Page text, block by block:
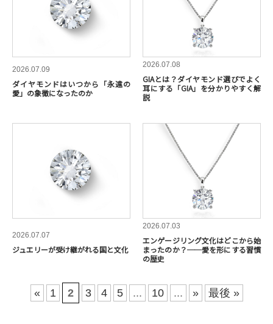
2026.07.09
ダイヤモンドはいつから「永遠の
愛」の象徴になったのか
2026.07.08
GIAとは？ダイヤモンド選びでよく
耳にする「GIA」を分かりやすく解
説
2026.07.07
ジュエリーが受け継がれる国と文化
2026.07.03
エンゲージリング文化はどこから始
まったのか？──愛を形にする習慣
の歴史
« 1 2 3 4 5 ... 10 ... » 最後 »